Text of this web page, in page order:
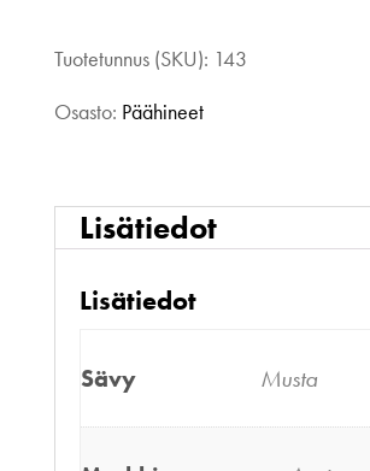
Tuotetunnus (SKU): 143
Osasto: Päähineet
Lisätiedot
Lisätiedot
Sävy Musta